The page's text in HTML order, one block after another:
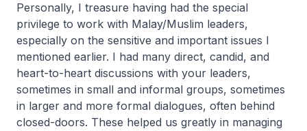
Personally, I treasure having had the special
privilege to work with Malay/Muslim leaders,
especially on the sensitive and important issues I
mentioned earlier. I had many direct, candid, and
heart-to-heart discussions with your leaders,
sometimes in small and informal groups, sometimes
in larger and more formal dialogues, often behind
closed-doors. These helped us greatly in managing